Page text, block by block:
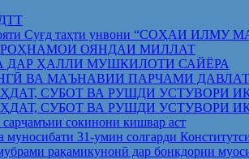
вилояти Суғд таҳти унвони
ОЯНДАИ МИЛЛАТ
ДАР ҲАЛЛИ МУШКИЛОТИ САЙЁРА
ВА МАЪНАВИИ ПАРЧАМИ
СУБОТ ВА РУШДИ УСТУВОРИ
СУБОТ ВА РУШДИ УСТУВОРИ
сокинони кишвар аст
31-умин солгарди
рақамикунонӣ дар бонкдории